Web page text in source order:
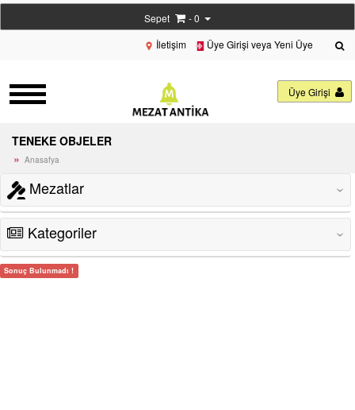
Sepet
- 0
İletişim
Üye Girişi veya Yeni Üye
Üye Girişi
TENEKE OBJELER
Anasafya
Mezatlar ‹
Kategoriler ‹
Sonuç Bulunmadı !